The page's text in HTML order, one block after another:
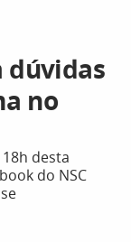
dúvidas
no
desta
do NSC